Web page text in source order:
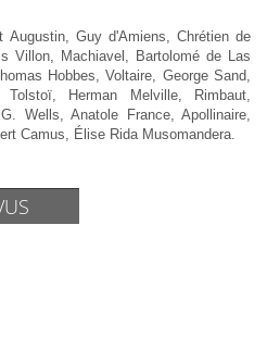
Augustin, Guy d'Amiens, Chrétien de
Villon, Machiavel, Bartolomé de Las
Hobbes, Voltaire, George Sand,
Herman Melville, Rimbaut,
Wells, Anatole France, Apollinaire,
Camus, Élise Rida Musomandera.